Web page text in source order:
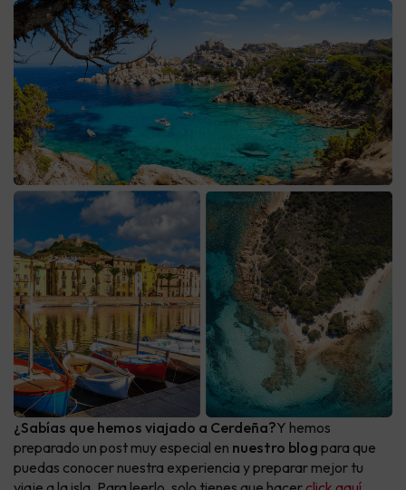
¿Sabías que hemos viajado a Cerdeña?Y hemos
preparado un post muy especial en nuestro blog para que
puedas conocer nuestra experiencia y preparar mejor tu